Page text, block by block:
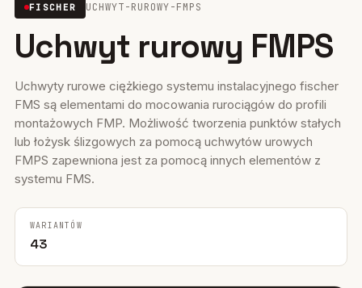
Mocowania elektryczne
Wkręty 36
Firestop 17
Uszczelniacze, piany kleje 35
Systemy fasadowe
FISCHER UCHWYT-RUROWY-FMPS
Uchwyt rurowy FMPS
Uchwyty rurowe ciężkiego systemu instalacyjnego fischer
FMS są elementami do mocowania rurociągów do profili
montażowych FMP. Możliwość tworzenia punktów stałych
lub łożysk ślizgowych za pomocą uchwytów urowych
FMPS zapewniona jest za pomocą innych elementów z
systemu FMS.
WARIANTÓW
43